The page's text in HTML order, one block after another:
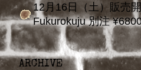
12月16日（土）販売
Fukurokuju 別注
ARCHIVE